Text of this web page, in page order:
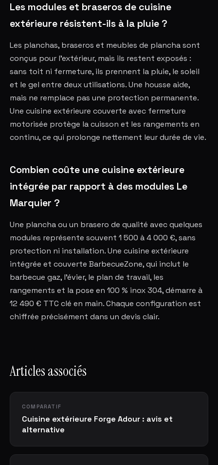
Les modules et braseros de cuisine
extérieure résistent-ils à la pluie ?
Les planchas, braseros et meubles de plancha sont
conçus pour l'extérieur, mais ils restent exposés :
sans toit ni fermeture, ils prennent la pluie, le soleil
et le gel entre deux utilisations. Une housse aide,
mais ne remplace pas une protection permanente.
Une cuisine extérieure couverte avec fermeture
motorisée protège la cuisson et les rangements en
continu, ce qui prolonge nettement leur durée de vie.
Combien coûte une cuisine extérieure
intégrée par rapport à des modules Le
Marquier ?
Une plancha ou un brasero de qualité avec quelques
modules représente souvent 1 500 à 4 000 €, sans
protection ni installation. Une cuisine extérieure
intégrée et couverte BarbecueZone, qui inclut le
barbecue gaz, l'évier, le plan de travail, les
rangements et la pose en 100 % inox 304, démarre à
12 490 € TTC clé en main. Chaque configuration est
chiffrée précisément dans un devis clair.
Articles associés
COMPARATIF
Cuisine extérieure Forge Adour : avis et
alternative